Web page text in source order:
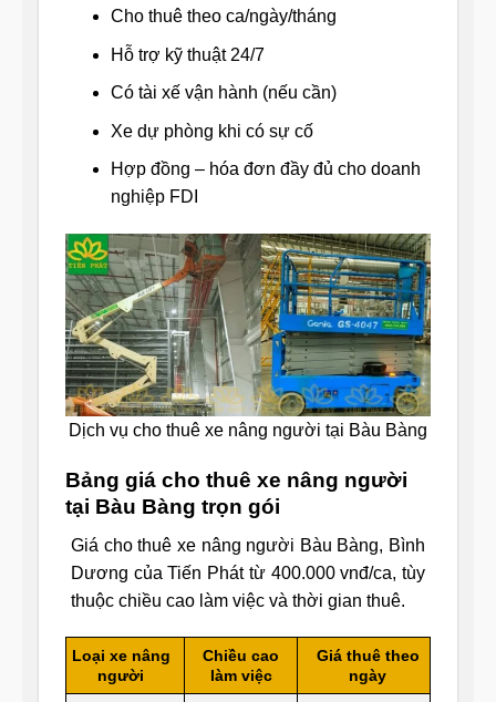
Cho thuê theo ca/ngày/tháng
Hỗ trợ kỹ thuật 24/7
Có tài xế vận hành (nếu cần)
Xe dự phòng khi có sự cố
Hợp đồng – hóa đơn đầy đủ cho doanh
nghiệp FDI
Dịch vụ cho thuê xe nâng người tại Bàu Bàng
Bảng giá cho thuê xe nâng người
tại Bàu Bàng trọn gói
Giá cho thuê xe nâng người Bàu Bàng, Bình
Dương của Tiến Phát từ 400.000 vnđ/ca, tùy
thuộc chiều cao làm việc và thời gian thuê.
Loại xe nâng
người
Chiều cao
làm việc
Giá thuê theo
ngày